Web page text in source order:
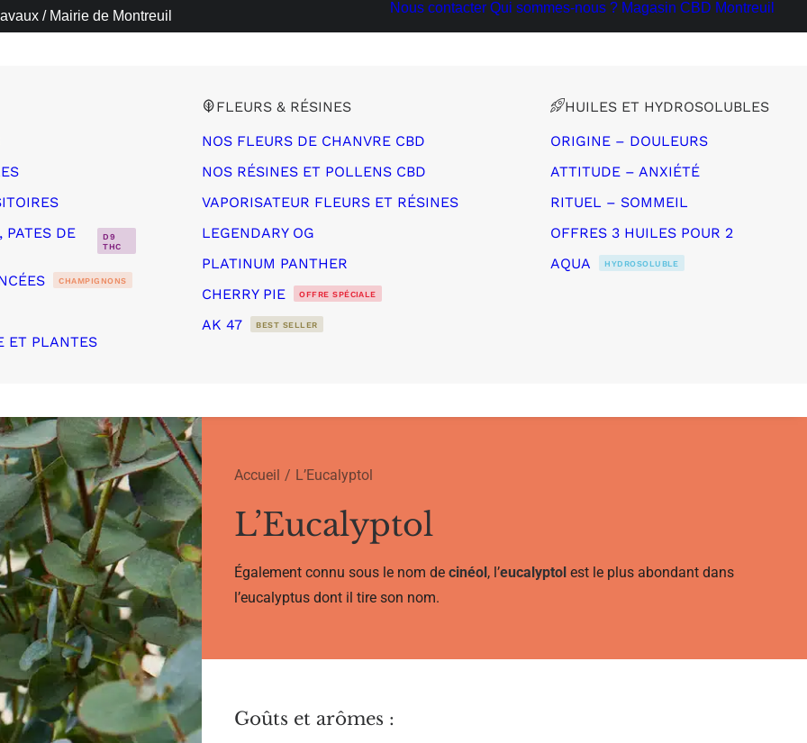
/ Mairie de Montreuil
Nous contacter Qui sommes-nous ? Magasin CBD Montreuil
PATES DE
D9
THC
CHAMPIGNONS
ET PLANTES
FLEURS & RÉSINES
NOS FLEURS DE CHANVRE CBD
NOS RÉSINES ET POLLENS CBD
VAPORISATEUR FLEURS ET RÉSINES
LEGENDARY OG
PLATINUM PANTHER
CHERRY PIE
OFFRE SPÉCIALE
AK 47 BEST SELLER
HUILES ET HYDROSOLUBLES
ORIGINE – DOULEURS
ATTITUDE – ANXIÉTÉ
RITUEL – SOMMEIL
OFFRES 3 HUILES POUR 2
AQUA
HYDROSOLUBLE
Accueil L’Eucalyptol
L’Eucalyptol
Également connu sous le nom de cinéol, l’eucalyptol est le plus abondant dans
l’eucalyptus dont il tire son nom.
Goûts et arômes :